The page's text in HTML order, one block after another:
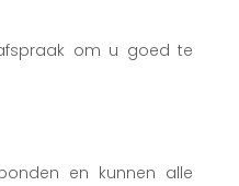
om u goed te
en kunnen alle